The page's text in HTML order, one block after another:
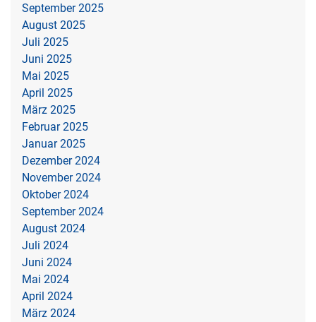
September 2025
August 2025
Juli 2025
Juni 2025
Mai 2025
April 2025
März 2025
Februar 2025
Januar 2025
Dezember 2024
November 2024
Oktober 2024
September 2024
August 2024
Juli 2024
Juni 2024
Mai 2024
April 2024
März 2024